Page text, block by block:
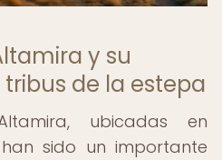
y su
de la estepa
ubicadas en
sido un importante